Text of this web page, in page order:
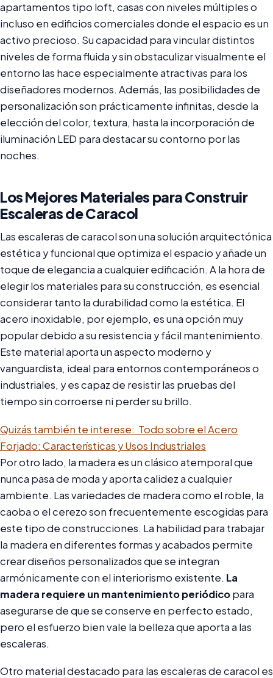
apartamentos tipo loft, casas con niveles múltiples o
incluso en edificios comerciales donde el espacio es un
activo precioso. Su capacidad para vincular distintos
niveles de forma fluida y sin obstaculizar visualmente el
entorno las hace especialmente atractivas para los
diseñadores modernos. Además, las posibilidades de
personalización son prácticamente infinitas, desde la
elección del color, textura, hasta la incorporación de
iluminación LED para destacar su contorno por las
noches.
Los Mejores Materiales para Construir
Escaleras de Caracol
Las escaleras de caracol son una solución arquitectónica
estética y funcional que optimiza el espacio y añade un
toque de elegancia a cualquier edificación. A la hora de
elegir los materiales para su construcción, es esencial
considerar tanto la durabilidad como la estética. El
acero inoxidable, por ejemplo, es una opción muy
popular debido a su resistencia y fácil mantenimiento.
Este material aporta un aspecto moderno y
vanguardista, ideal para entornos contemporáneos o
industriales, y es capaz de resistir las pruebas del
tiempo sin corroerse ni perder su brillo.
Quizás también te interese: Todo sobre el Acero
Forjado: Características y Usos Industriales
Por otro lado, la madera es un clásico atemporal que
nunca pasa de moda y aporta calidez a cualquier
ambiente. Las variedades de madera como el roble, la
caoba o el cerezo son frecuentemente escogidas para
este tipo de construcciones. La habilidad para trabajar
la madera en diferentes formas y acabados permite
crear diseños personalizados que se integran
armónicamente con el interiorismo existente. La
madera requiere un mantenimiento periódicopara
asegurarse de que se conserve en perfecto estado,
pero el esfuerzo bien vale la belleza que aporta a las
escaleras.
Otro material destacado para las escaleras de caracol es